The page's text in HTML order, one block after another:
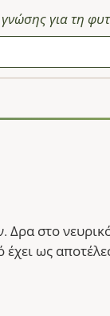
για τη
Δρα στο
ως